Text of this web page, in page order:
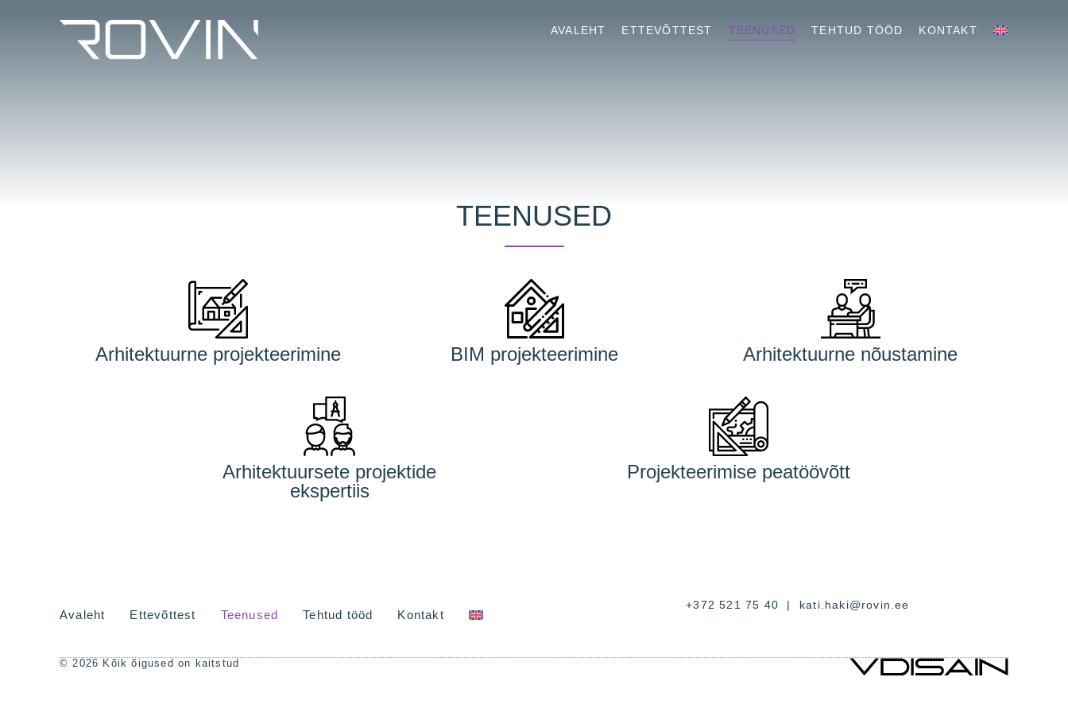
AVALEHT ETTEVÕTTEST TEENUSED TEHTUD TÖÖD KONTAKT
TEENUSED
Arhitektuurne projekteerimine BIM projekteerimine Arhitektuurne nõustamine
Arhitektuursete projektide
ekspertiis
Projekteerimise peatöövõtt
Avaleht Ettevõttest Teenused Tehtud tööd Kontakt
+372 521 75 40 | kati.haki@rovin.ee
© 2026 Kõik õigused on kaitstud